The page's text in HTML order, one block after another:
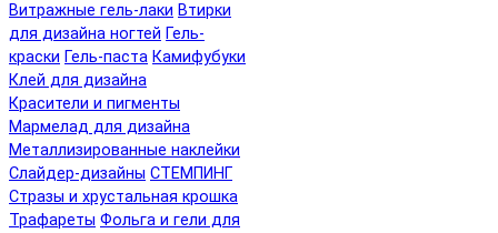
Витражные гель-лаки Втирки
для дизайна ногтей Гель-
краски Гель-паста Камифубуки
Клей для дизайна
Красители и пигменты
Мармелад для дизайна
Металлизированные наклейки
Слайдер-дизайны СТЕМПИНГ
Стразы и хрустальная крошка
Трафареты Фольга и гели для